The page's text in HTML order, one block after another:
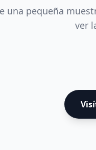
una pequeña
ver